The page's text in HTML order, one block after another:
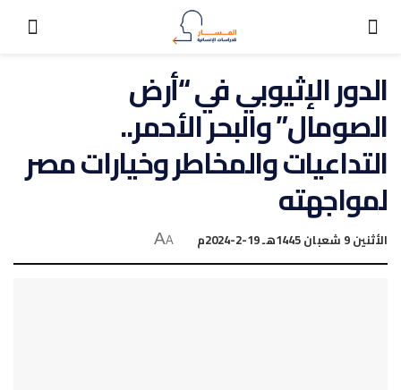
الدور الإثيوبي في “أرض
الصومال” والبحر الأحمر..
التداعيات والمخاطر وخيارات مصر
لمواجهته
الأثنين 9 شعبان 1445هـ 19-2-2024م A
A